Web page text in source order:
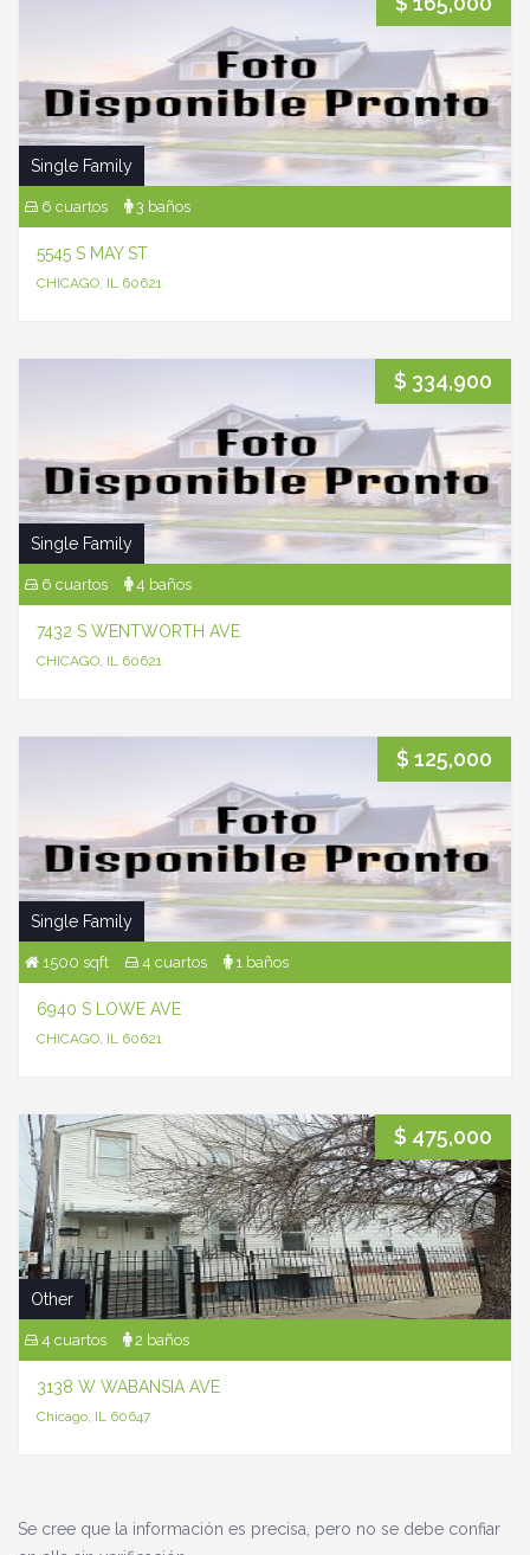
Single Family
6 cuartos 3 baños
5545 S MAY ST
CHICAGO, IL 60621
$ 334,900
Single Family
6 cuartos 4 baños
7432 S WENTWORTH AVE
CHICAGO, IL 60621
$ 125,000
Single Family
1500 sqft 4 cuartos 1 baños
6940 S LOWE AVE
CHICAGO, IL 60621
$ 475,000
Other
4 cuartos 2 baños
3138 W WABANSIA AVE
Chicago, IL 60647
Se cree que la información es precisa, pero no se debe confiar